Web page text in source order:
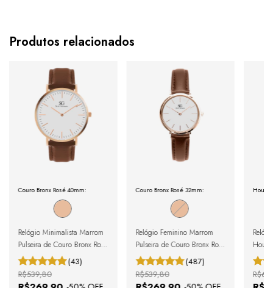
Produtos relacionados
Couro Bronx Rosé 40mm:
Relógio Minimalista Marrom
Pulseira de Couro Bronx Rosé
Gold 40mm
(43)
R$539,80
Couro Bronx Rosé 32mm:
Relógio Feminino Marrom
Pulseira de Couro Bronx Rosé
Gold 32mm
(487)
R$539,80